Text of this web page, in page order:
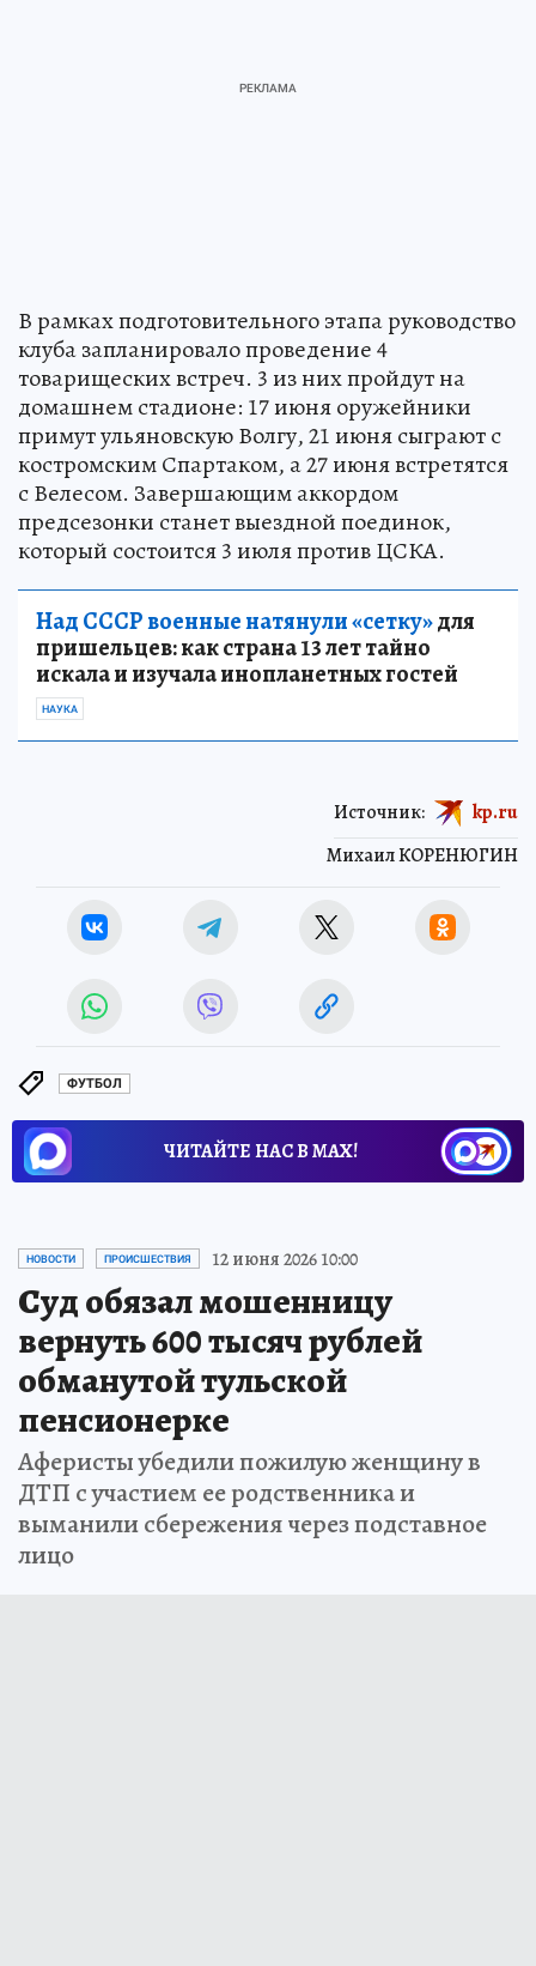
В рамках подготовительного этапа руководство
клуба запланировало проведение 4
товарищеских встреч. 3 из них пройдут на
домашнем стадионе: 17 июня оружейники
примут ульяновскую Волгу, 21 июня сыграют с
костромским Спартаком, а 27 июня встретятся
с Велесом. Завершающим аккордом
предсезонки станет выездной поединок,
который состоится 3 июля против ЦСКА.
Над СССР военные натянули «сетку»для
пришельцев: как страна 13 лет тайно
искала и изучала инопланетных гостей
НАУКА
Михаил КОРЕНЮГИН
Источник: kp.ru
ФУТБОЛ
ЧИТАЙТЕ НАС В МАХ!
НОВОСТИ ПРОИСШЕСТВИЯ 12 июня 2026 10:00
Суд обязал мошенницу
вернуть 600 тысяч рублей
обманутой тульской
пенсионерке
Аферисты убедили пожилую женщину в
ДТП с участием ее родственника и
выманили сбережения через подставное
лицо